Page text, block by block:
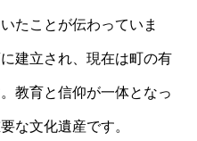
たことが伝わっていま
建立され、現在は町の有
教育と信仰が一体となっ
な文化遺産です。